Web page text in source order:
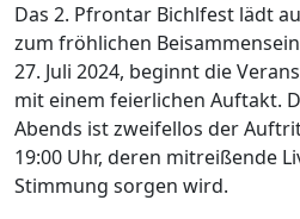
Das 2. Pfrontar Bichlfest lädt
zum fröhlichen
27. Juli 2024, beginnt die
mit einem feierlichen Auftakt.
Abends ist zweifellos der
19:00 Uhr, deren mitreißende
Stimmung sorgen wird.